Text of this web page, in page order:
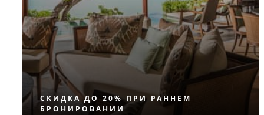
СКИДКА ДО 20% ПРИ РАННЕМ
БРОНИРОВАНИИ